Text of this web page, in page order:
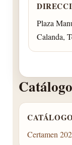
Plaza
Calanda,
Certamen